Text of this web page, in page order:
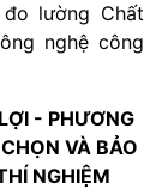
lường Chất
nghệ công
- PHƯƠNG
VÀ BẢO
NGHIỆM